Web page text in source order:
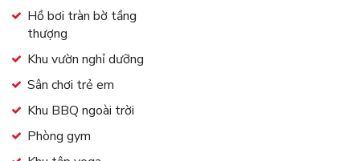
Hồ bơi tràn bờ tầng
thượng
Khu vườn nghỉ dưỡng
Sân chơi trẻ em
Khu BBQ ngoài trời
Phòng gym